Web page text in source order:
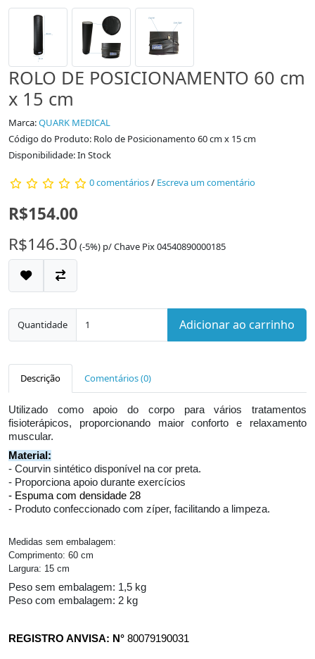
ROLO DE POSICIONAMENTO 60 cm
x 15 cm
Marca:QUARK MEDICAL
Código do Produto: Rolo de Posicionamento 60 cm x 15 cm
Disponibilidade: In Stock
0 comentários/ Escreva um comentário
R$154.00
R$146.30 (-5%) p/Chave Pix 04540890000185
Quantidade Adicionar ao carrinho
Descrição Comentários (0)
Utilizado como apoio do corpo para vários tratamentos
fisioterápicos, proporcionando maior conforto e relaxamento
muscular.
Material:
- Courvin sintético disponível na cor preta.
- Proporciona apoio durante exercícios
- Espuma com densidade 28
- Produto confeccionado com zíper, facilitando a limpeza.
Medidas sem embalagem:
Comprimento: 60 cm
Largura: 15 cm
Peso sem embalagem: 1,5 kg
Peso com embalagem: 2 kg
REGISTRO ANVISA: N° 80079190031